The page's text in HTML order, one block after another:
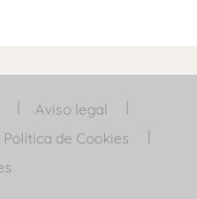
Aviso legal
Política de Cookies